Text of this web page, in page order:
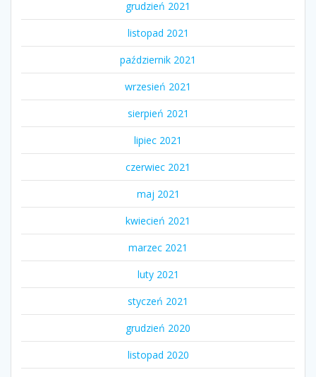
grudzień 2021
listopad 2021
październik 2021
wrzesień 2021
sierpień 2021
lipiec 2021
czerwiec 2021
maj 2021
kwiecień 2021
marzec 2021
luty 2021
styczeń 2021
grudzień 2020
listopad 2020